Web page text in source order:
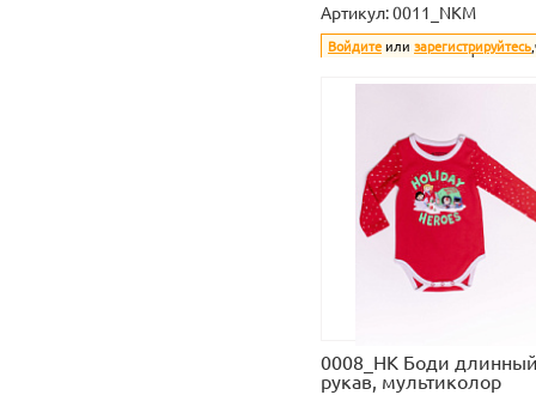
Артикул:0011_NKM
Войдите или зарегистрируйтесь
увидеть стоимость и оформить
0008_НК Боди
рукав, мультиколор